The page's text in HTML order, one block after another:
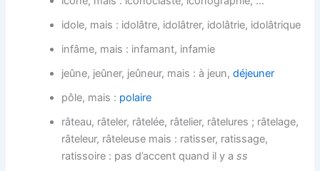
idole, mais : idolâtre, idolâtrer, idolâtrie, idolâtrique
infâme, mais : infamant, infamie
jeûne, jeûner, jeûneur, mais : à jeun,déjeuner
pôle, mais : polaire
râteau, râteler, râtelée, râtelier, râtelures ; râtelage,
râteleur, râteleuse mais : ratisser, ratissage,
ratissoire : pas d’accent quand il y ass